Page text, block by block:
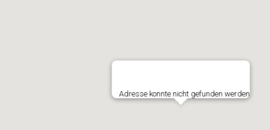
Adresse konnte nicht gefunden werden